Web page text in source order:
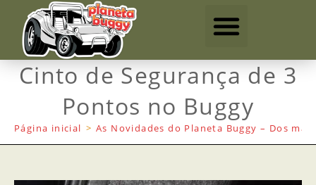
Cinto de Segurança de 3
Pontos no Buggy
Página inicial > As Novidades do Planeta Buggy – Dos